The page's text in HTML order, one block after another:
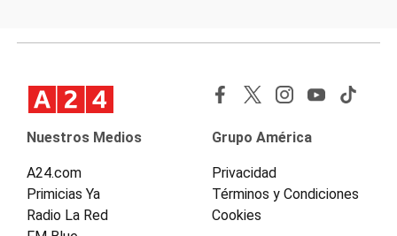
Nuestros Medios
A24.com
Primicias Ya
Radio La Red
Grupo América
Privacidad
Términos y Condiciones
Cookies